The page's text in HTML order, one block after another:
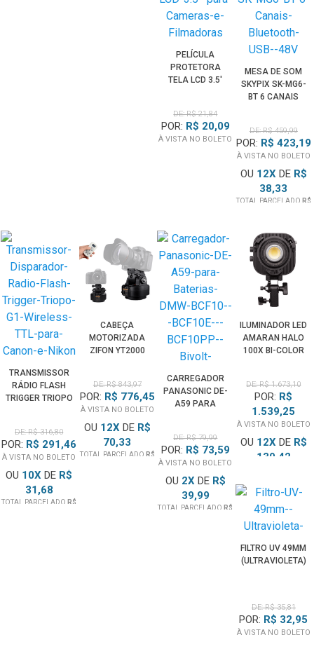
PELÍCULA
PROTETORA
TELA LCD 3.5'
E FILMADORAS
DE: R$ 21,84
POR: R$ 20,09
À VISTA NO BOLETO
MESA DE SOM
SKYPIX SK-MG6-
BT 6 CANAIS
DE: R$ 459,99
POR: R$ 423,19
À VISTA NO BOLETO
OU 12XDE R$
38,33
TOTAL PARCELADO R$
TRANSMISSOR
RÁDIO FLASH
TRIGGER TRIOPO
CANON E NIKON
DE: R$ 316,80
POR: R$ 291,46
À VISTA NO BOLETO
OU 10X DE R$
31,68
TOTAL PARCELADOR$
CABEÇA
MOTORIZADA
ZIFON YT2000
RASTREAMENTO
IA PARA
CÂMERAS ATÉ
2KG
DE: R$ 843,97
POR: R$ 776,45
À VISTA NO BOLETO
OU 12XDE R$
70,33
TOTAL PARCELADO R$
CARREGADOR
PANASONIC DE-
A59 PARA
BCF10PP
(BIVOLT)
DE: R$ 79,99
POR: R$ 73,59
À VISTA NO BOLETO
OU 2XDE R$
39,99
TOTAL PARCELADOR$
ILUMINADOR LED
AMARAN HALO
100X BI-COLOR
BOWENS
DE: R$ 1.673,10
POR: R$
1.539,25
À VISTA NO BOLETO
OU 12XDE R$
139,42
FILTRO UV 49MM
(ULTRAVIOLETA)
DE: R$ 35,81
POR: R$ 32,95
À VISTA NO BOLETO